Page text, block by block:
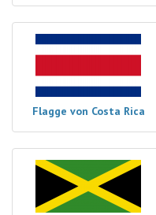
Flagge von Costa Rica